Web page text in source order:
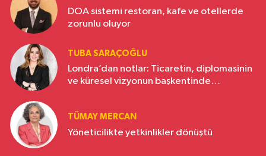
DOA sistemi restoran, kafe ve otellerde
zorunlu oluyor
TUBA SARAÇOĞLU
Londra’dan notlar: Ticaretin, diplomasinin
ve küresel vizyonun başkentinde
TÜMAY MERCAN
Yöneticilikte yetkinlikler dönüştü